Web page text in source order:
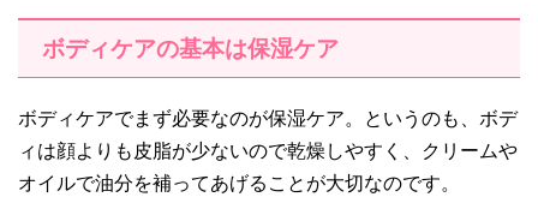
ボディケアの基本は保湿ケア
ボディケアでまず必要なのが保湿ケア。というのも、ボデ
ィは顔よりも皮脂が少ないので乾燥しやすく、クリームや
オイルで油分を補ってあげることが大切なのです。